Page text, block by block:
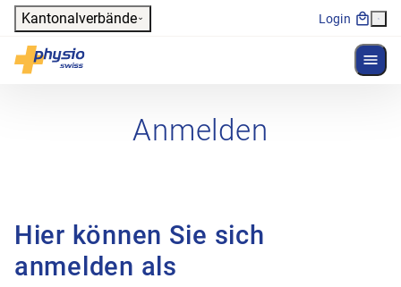
Header
Kantonalverbände Login
Physioswiss
Hauptnavigation
Anmelden
Hier können Sie sich
anmelden als